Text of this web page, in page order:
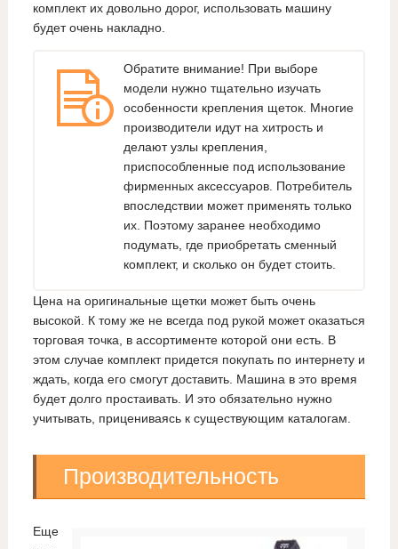
комплект их довольно дорог, использовать машину
будет очень накладно.
Обратите внимание! При выборе
модели нужно тщательно изучать
особенности крепления щеток. Многие
производители идут на хитрость и
делают узлы крепления,
приспособленные под использование
фирменных аксессуаров. Потребитель
впоследствии может применять только
их. Поэтому заранее необходимо
подумать, где приобретать сменный
комплект, и сколько он будет стоить.
Цена на оригинальные щетки может быть очень
высокой. К тому же не всегда под рукой может оказаться
торговая точка, в ассортименте которой они есть. В
этом случае комплект придется покупать по интернету и
ждать, когда его смогут доставить. Машина в это время
будет долго простаивать. И это обязательно нужно
учитывать, прицениваясь к существующим каталогам.
Производительность
Еще